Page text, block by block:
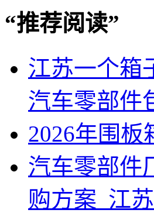
“推荐阅读”
江苏一个箱
汽车零部件
2026年围板
汽车零部件
购方案_江